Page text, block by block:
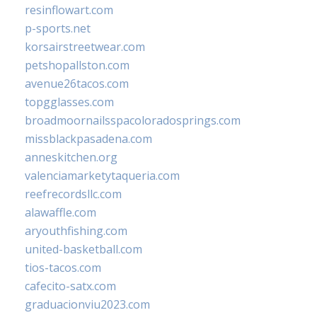
resinflowart.com
p-sports.net
korsairstreetwear.com
petshopallston.com
avenue26tacos.com
topgglasses.com
broadmoornailsspacoloradosprings.com
missblackpasadena.com
anneskitchen.org
valenciamarketytaqueria.com
reefrecordsllc.com
alawaffle.com
aryouthfishing.com
united-basketball.com
tios-tacos.com
cafecito-satx.com
graduacionviu2023.com